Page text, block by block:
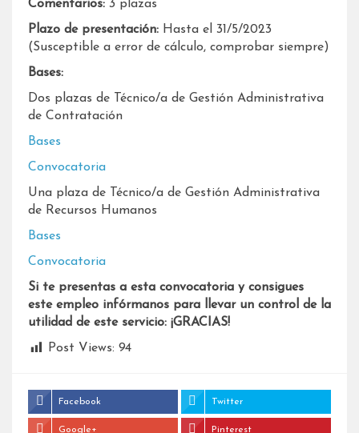
Comentarios: 3 plazas
Plazo de presentación: Hasta el 31/5/2023
(Susceptible a error de cálculo, comprobar siempre)
Bases:
Dos plazas de Técnico/a de Gestión Administrativa
de Contratación
Bases
Convocatoria
Una plaza de Técnico/a de Gestión Administrativa
de Recursos Humanos
Bases
Convocatoria
Si te presentas a esta convocatoria y consigues
este empleo infórmanos para llevar un control de la
utilidad de este servicio: ¡GRACIAS!
Post Views: 94
Facebook Twitter
Google+ Pinterest